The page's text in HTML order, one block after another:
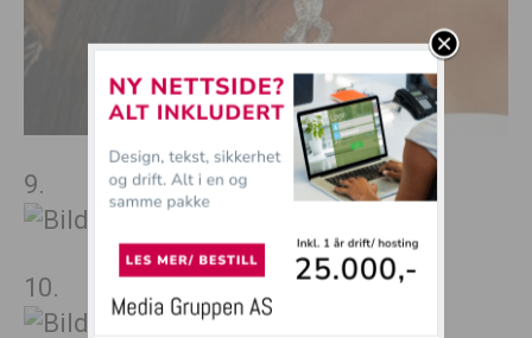
9.
10.